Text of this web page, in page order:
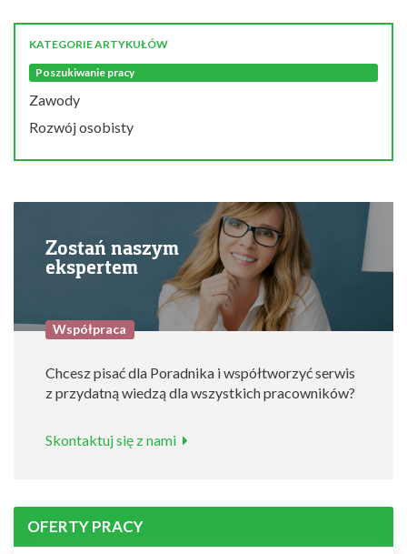
KATEGORIE ARTYKUŁÓW
Poszukiwanie pracy
Zawody
Rozwój osobisty
Zostań naszym
ekspertem
Współpraca
Chcesz pisać dla Poradnika i współtworzyć serwis
z przydatną wiedzą dla wszystkich pracowników?
Skontaktuj się z nami
OFERTY PRACY